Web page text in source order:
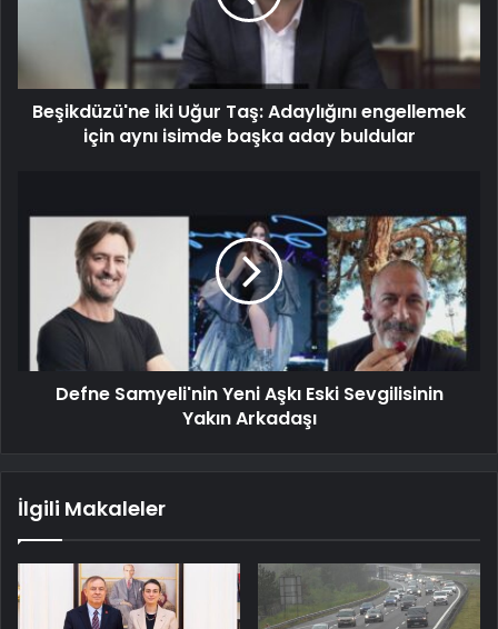
Beşikdüzü'ne iki Uğur Taş: Adaylığını engellemek
için aynı isimde başka aday buldular
Defne Samyeli'nin Yeni Aşkı Eski Sevgilisinin
Yakın Arkadaşı
İlgili Makaleler